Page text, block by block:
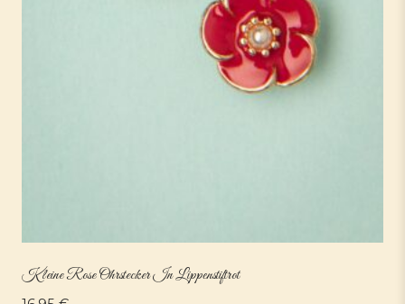
Kleine Rose Ohrstecker In Lippenstiftrot